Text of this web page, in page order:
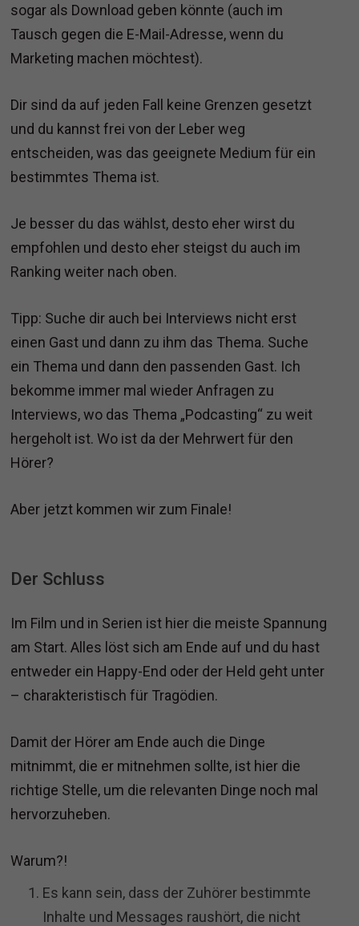
sogar als Download geben könnte (auch im
Tausch gegen die E-Mail-Adresse, wenn du
Marketing machen möchtest).
Dir sind da auf jeden Fall keine Grenzen gesetzt
und du kannst frei von der Leber weg
entscheiden, was das geeignete Medium für ein
bestimmtes Thema ist.
Je besser du das wählst, desto eher wirst du
empfohlen und desto eher steigst du auch im
Ranking weiter nach oben.
Tipp: Suche dir auch bei Interviews nicht erst
einen Gast und dann zu ihm das Thema. Suche
ein Thema und dann den passenden Gast. Ich
bekomme immer mal wieder Anfragen zu
Interviews, wo das Thema „Podcasting“ zu weit
hergeholt ist. Wo ist da der Mehrwert für den
Hörer?
Aber jetzt kommen wir zum Finale!
Der Schluss
Im Film und in Serien ist hier die meiste Spannung
am Start. Alles löst sich am Ende auf und du hast
entweder ein Happy-End oder der Held geht unter
– charakteristisch für Tragödien.
Damit der Hörer am Ende auch die Dinge
mitnimmt, die er mitnehmen sollte, ist hier die
richtige Stelle, um die relevanten Dinge noch mal
hervorzuheben.
Warum?!
Es kann sein, dass der Zuhörer bestimmte
Inhalte und Messages raushört, die nicht